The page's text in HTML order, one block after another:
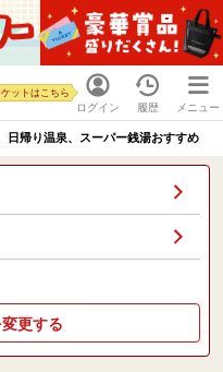
ログイン
ットはこちら
履歴 メニュー
日帰り温泉、スーパー銭湯おすすめ
更する